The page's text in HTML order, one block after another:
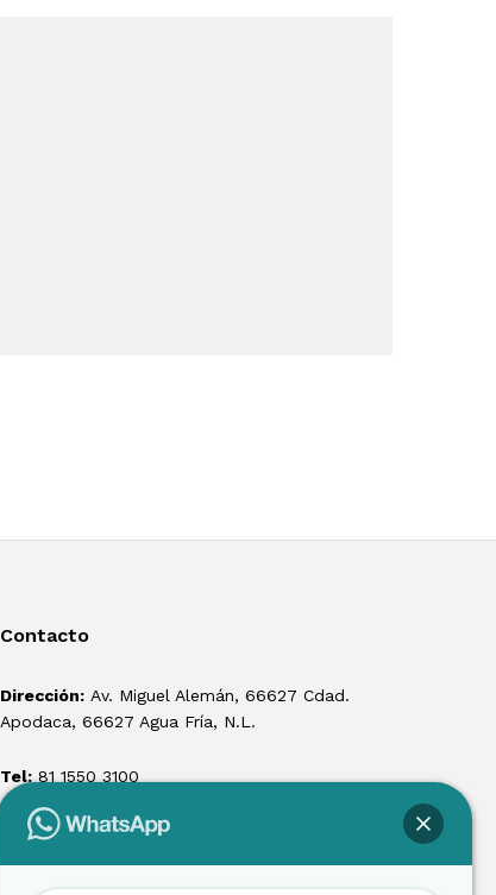
Contacto
Dirección: Av. Miguel Alemán, 66627 Cdad.
Apodaca, 66627 Agua Fría, N.L.
Tel: 81 1550 3100
ventas@losmontacargas.mx